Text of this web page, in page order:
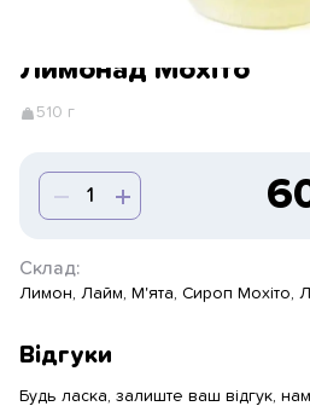
Лимонад Мохіто
510 г
Склад:
Лимон, Лайм, М'ята, Сироп Мохіто,
Відгуки
Будь ласка, залиште ваш відгук,